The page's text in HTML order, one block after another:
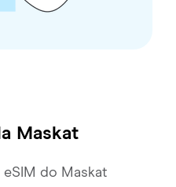
Maskat
eSIM do Maskat